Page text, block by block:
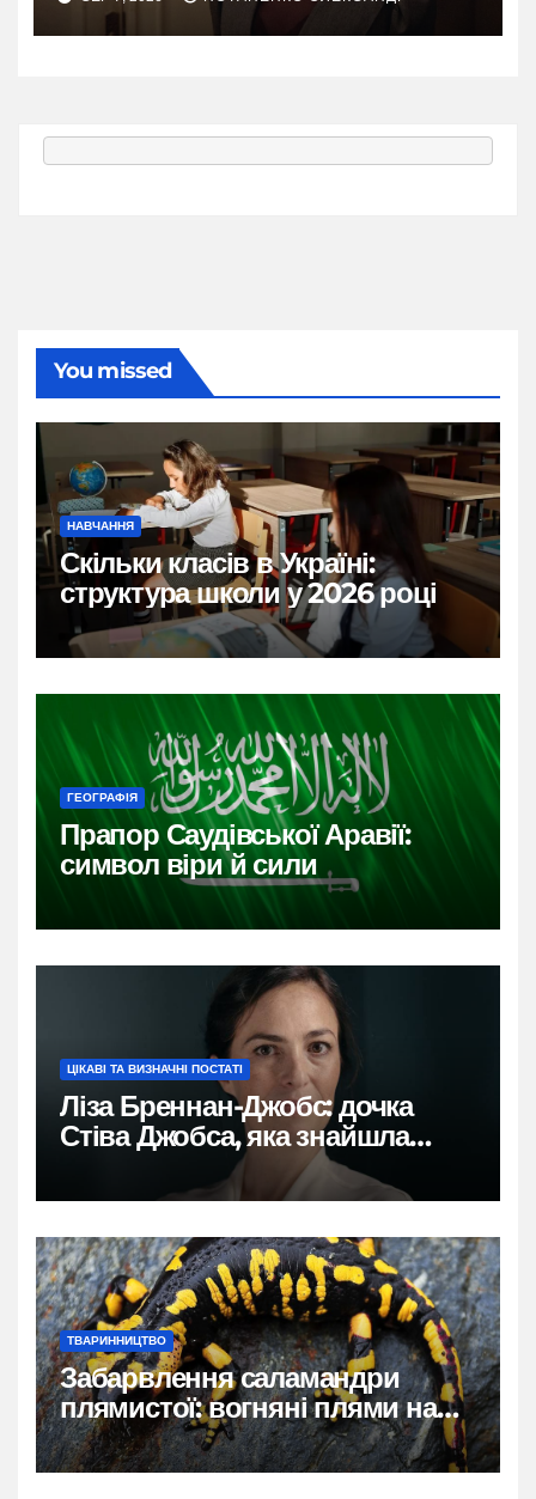
You missed
НАВЧАННЯ
Скільки класів в Україні:
структура школи у 2026 році
ГЕОГРАФІЯ
Прапор Саудівської Аравії:
символ віри й сили
ЦІКАВІ ТА ВИЗНАЧНІ ПОСТАТІ
Ліза Бреннан-Джобс: дочка
Стіва Джобса, яка знайшла
власний голос
ТВАРИННИЦТВО
Забарвлення саламандри
плямистої: вогняні плями на
чорному тлі